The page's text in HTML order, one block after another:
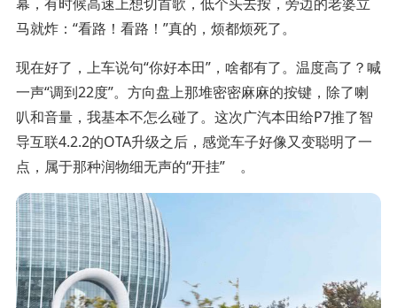
马就炸：“看路！看路！”真的，烦都烦死了。
现在好了，上车说句“你好本田”，啥都有了。温度高了？喊
一声“调到22度”。方向盘上那堆密密麻麻的按键，除了喇
叭和音量，我基本不怎么碰了。这次广汽本田给P7推了智
导互联4.2.2的OTA升级之后，感觉车子好像又变聪明了一
点，属于那种润物细无声的“开挂”
。